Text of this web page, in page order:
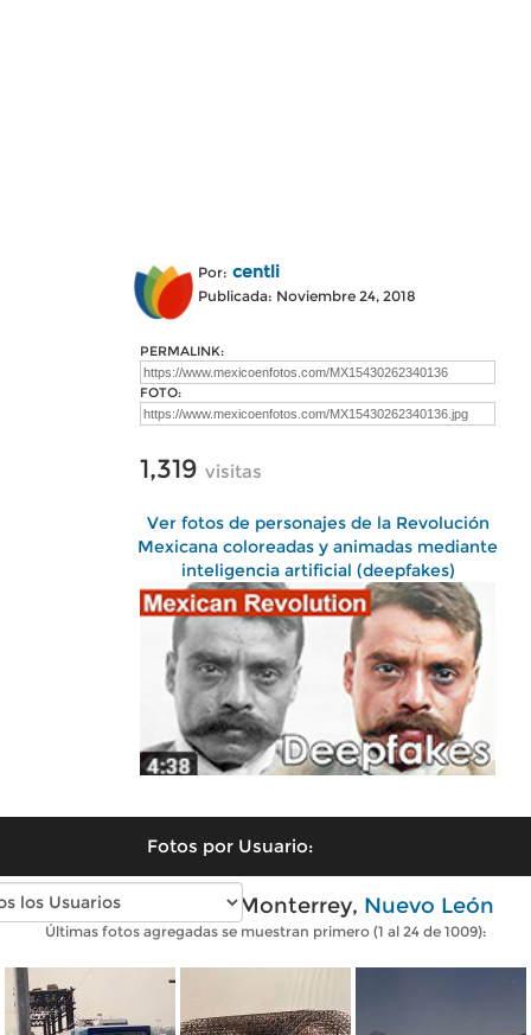
Por: centli
Publicada: Noviembre 24, 2018
PERMALINK:
FOTO:
1,319 visitas
Ver fotos de personajes de la Revolución
Mexicana coloreadas y animadas mediante
inteligencia artificial (deepfakes)
Fotos por Usuario:
Fotos antiguas de Monterrey, Nuevo León
Últimas fotos agregadas se muestran primero (1 al 24 de 1009):